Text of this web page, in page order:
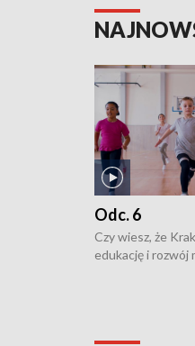
Odc. 6
Czy wiesz, że
edukację i rozwój